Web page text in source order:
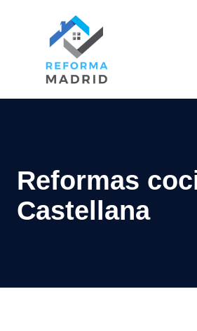
contenido
Reformas
Castellana